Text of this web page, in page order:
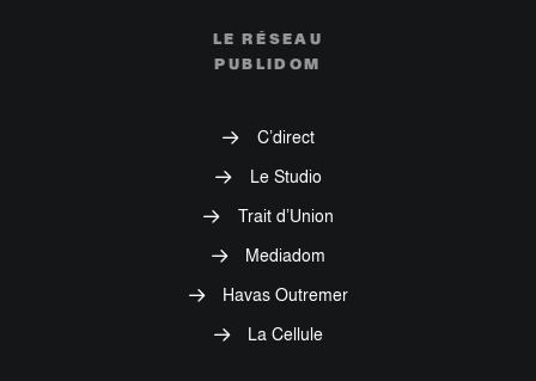
LE RÉSEAU
PUBLIDOM
C’direct
Le Studio
Trait d’Union
Mediadom
Havas Outremer
La Cellule